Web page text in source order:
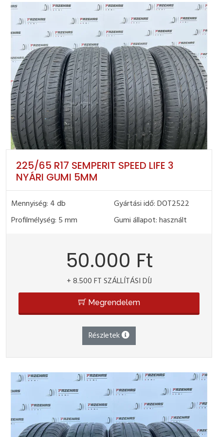
225/65 R17 SEMPERIT SPEED LIFE 3
NYÁRI GUMI 5MM
Mennyiség: 4 db
Gyártási idő: DOT2522
Profilmélység: 5 mm
Gumi állapot: használt
50.000 Ft
+ 8.500 FT SZÁLLÍTÁSI DÍJ
Megrendelem
Részletek